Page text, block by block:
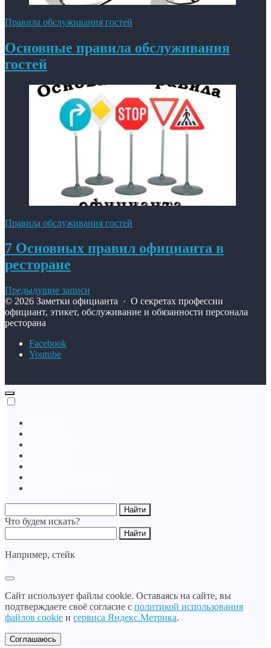
Правила обслуживания гостей
Основные правила обслуживания
гостей
Правила обслуживания гостей
7 Основных правил официанта в
ресторане
Предыдущие записи
© 2026 Заметки официанта · О секретах профессии
официант, этикет, обслуживание и обязанности персонала
ресторана
Facebook
Youtube
Что будем искать?
Например, стейк
Сайт использует файлы cookie. Оставаясь на сайте, вы
подтверждаете своё согласие с политикой использования
файлов cookie и сервиса Яндекс.Метрика.
Соглашаюсь